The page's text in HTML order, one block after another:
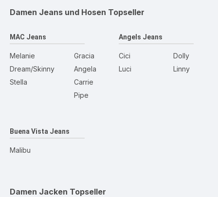
Damen Jeans und Hosen Topseller
MAC Jeans
Melanie
Dream/Skinny
Stella
Gracia
Angela
Carrie
Pipe
Angels Jeans
Cici
Luci
Dolly
Linny
Buena Vista Jeans
Malibu
Damen Jacken Topseller